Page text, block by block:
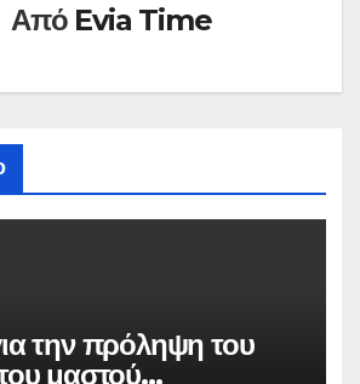
Από Evia Time
την πρόληψη του
μαστού